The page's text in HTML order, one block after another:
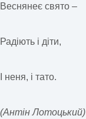
Веснянеє свято –
Радіють і діти,
І неня, і тато.
(Антін Лотоцький)